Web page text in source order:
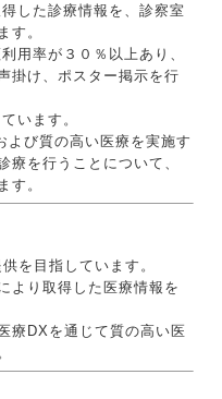
した診療情報を、診察室
す。
用率が３０％以上あり、
掛け、ポスター掲示を行
います。
よび質の高い医療を実施す
療を行うことについて、
す。
を目指しています。
より取得した医療情報を
療DXを通じて質の高い医